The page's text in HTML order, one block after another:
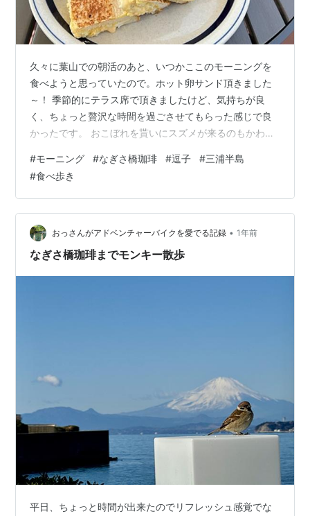
久々に葉山での朝活のあと、いつかここのモーニングを
食べようと思っていたので。ホット卵サンド頂きました
～！ 季節的にテラス席で頂きましたけど、気持ちが良
く、ちょっと贅沢な時間を過ごさせてもらった感じで良
かったです。 おこぼれを貰いにスズメが来るのもかわい
#モーニング #なぎさ橋珈琲 #逗子 #三浦半島
#食べ歩き
おっさんがアドベンチャーバイクを愛でる記録 • 1年前
なぎさ橋珈琲までモンキー散歩
平日、ちょっと時間が出来たのでリフレッシュ感覚でな